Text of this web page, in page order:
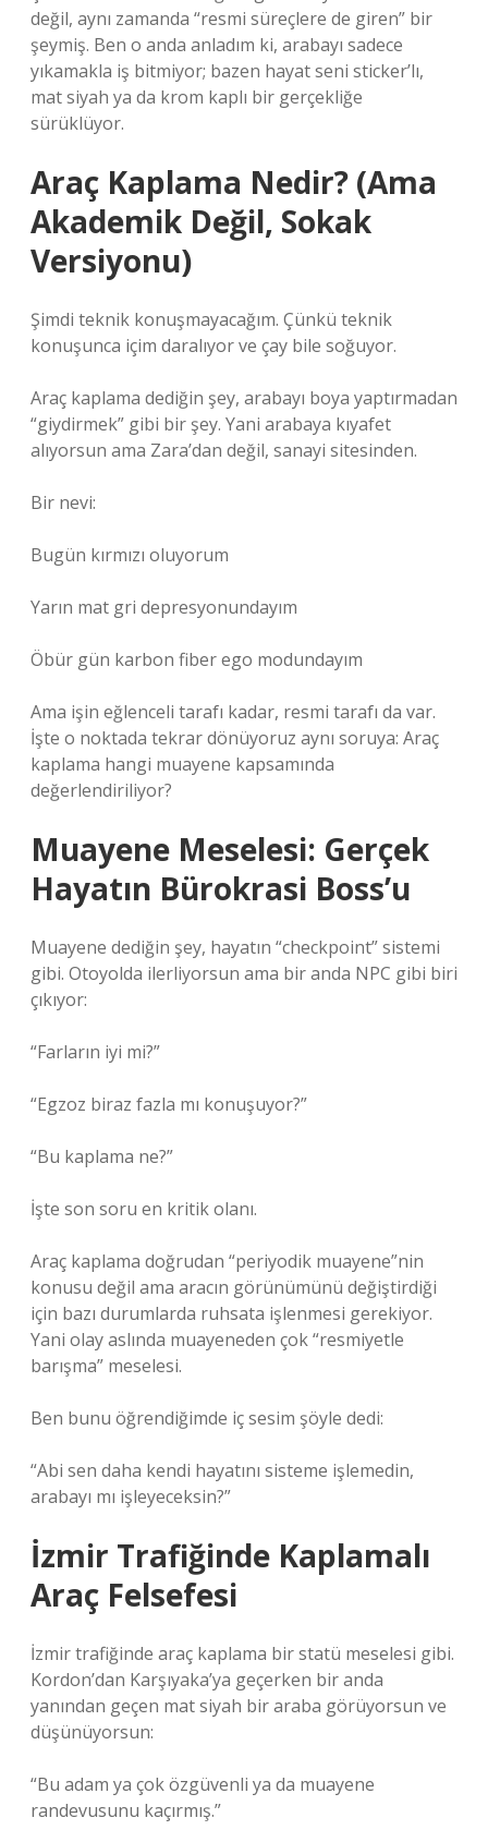
değil, aynı zamanda “resmi süreçlere de giren” bir
şeymiş. Ben o anda anladım ki, arabayı sadece
yıkamakla iş bitmiyor; bazen hayat seni sticker’lı,
mat siyah ya da krom kaplı bir gerçekliğe
sürüklüyor.
Araç Kaplama Nedir? (Ama
Akademik Değil, Sokak
Versiyonu)
Şimdi teknik konuşmayacağım. Çünkü teknik
konuşunca içim daralıyor ve çay bile soğuyor.
Araç kaplama dediğin şey, arabayı boya yaptırmadan
“giydirmek” gibi bir şey. Yani arabaya kıyafet
alıyorsun ama Zara’dan değil, sanayi sitesinden.
Bir nevi:
Bugün kırmızı oluyorum
Yarın mat gri depresyonundayım
Öbür gün karbon fiber ego modundayım
Ama işin eğlenceli tarafı kadar, resmi tarafı da var.
İşte o noktada tekrar dönüyoruz aynı soruya: Araç
kaplama hangi muayene kapsamında
değerlendiriliyor?
Muayene Meselesi: Gerçek
Hayatın Bürokrasi Boss’u
Muayene dediğin şey, hayatın “checkpoint” sistemi
gibi. Otoyolda ilerliyorsun ama bir anda NPC gibi biri
çıkıyor:
“Farların iyi mi?”
“Egzoz biraz fazla mı konuşuyor?”
“Bu kaplama ne?”
İşte son soru en kritik olanı.
Araç kaplama doğrudan “periyodik muayene”nin
konusu değil ama aracın görünümünü değiştirdiği
için bazı durumlarda ruhsata işlenmesi gerekiyor.
Yani olay aslında muayeneden çok “resmiyetle
barışma” meselesi.
Ben bunu öğrendiğimde iç sesim şöyle dedi:
“Abi sen daha kendi hayatını sisteme işlemedin,
arabayı mı işleyeceksin?”
İzmir Trafiğinde Kaplamalı
Araç Felsefesi
İzmir trafiğinde araç kaplama bir statü meselesi gibi.
Kordon’dan Karşıyaka’ya geçerken bir anda
yanından geçen mat siyah bir araba görüyorsun ve
düşünüyorsun:
“Bu adam ya çok özgüvenli ya da muayene
randevusunu kaçırmış.”